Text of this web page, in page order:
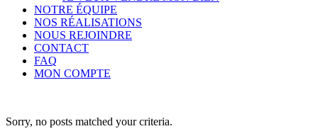
NOTRE ÉQUIPE
NOS RÉALISATIONS
NOUS REJOINDRE
CONTACT
FAQ
MON COMPTE
Sorry, no posts matched your criteria.